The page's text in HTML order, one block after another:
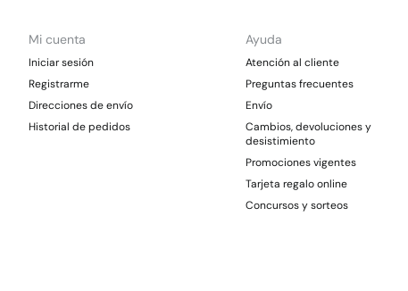
Mi cuenta
Iniciar sesión
Registrarme
Direcciones de envío
Historial de pedidos
Ayuda
Atención al cliente
Preguntas frecuentes
Envío
Cambios, devoluciones y
desistimiento
Promociones vigentes
Tarjeta regalo online
Concursos y sorteos